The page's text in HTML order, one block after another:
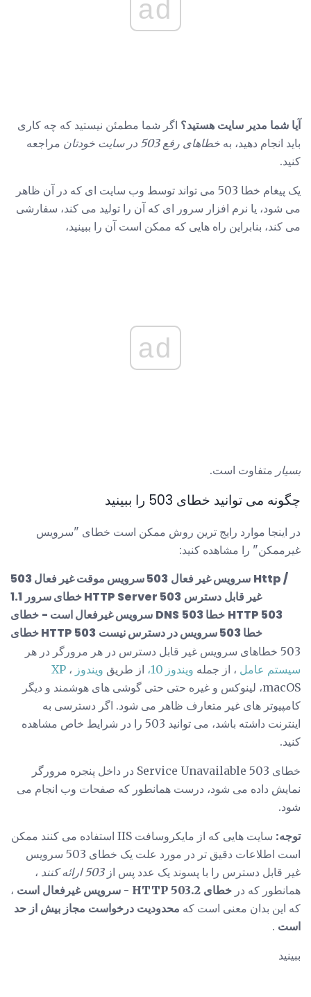
ad
آیا شما مدیر سایت هستید؟ اگر شما مطمئن نیستید که چه کاری
باید انجام دهید، به خطاهای رفع 503 در سایت خودتان
مراجعه
کنید.
یک پیغام خطا 503 می تواند توسط وب سایت ای که در آن ظاهر
می شود، یا نرم افزار سرور ای که آن را تولید می کند، سفارشی
می کند، بنابراین راه هایی که ممکن است آن را ببینید،
ad
بسیار متفاوت است.
چگونه می توانید خطای 503 را ببینید
در اینجا موارد رایج ترین روش ممکن است خطای "سرویس
غیرممکن" را مشاهده کنید:
503 سرویس غیر فعال 503 سرویس موقت غیر فعال
Http /
1.1
خطای سرور HTTP Server غیر قابل دسترس 503
سرویس غیرفعال است -
خطای DNS 503 خطا HTTP 503
خطای HTTP 503
خطا 503 سرویس در دسترس نیست
503 خطاهای سرویس غیر قابل دسترس در هر مرورگر در هر
سیستم عامل ، از جمله ویندوز 10، از طریق ویندوز XP ،
macOS، لینوکس و غیره حتی حتی گوشی های هوشمند و دیگر
کامپیوتر های غیر متعارف ظاهر می شود. اگر دسترسی به
اینترنت داشته باشد، می توانید 503 را در شرایط خاص مشاهده
کنید.
خطای 503 Service Unavailable در داخل پنجره مرورگر
نمایش داده می شود، درست همانطور که صفحات وب انجام می
شود.
توجه:
سایت هایی که از مایکروسافت IIS استفاده می کنند ممکن
است اطلاعات دقیق تر در مورد علت یک خطای 503 سرویس
غیر قابل دسترس را با پسوند یک عدد پس از503 ارائه کنند
،
همانطور که در خطای HTTP 503.2 - سرویس غیرفعال است
،
که این بدان معنی است که محدودیت درخواست مجاز بیش از حد
است .
ببینید